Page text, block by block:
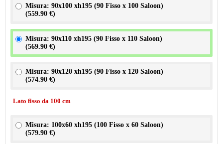
Misura: 90x100 xh195 (90 Fisso x 100 Saloon)
(559.90 €)
Misura: 90x110 xh195 (90 Fisso x 110 Saloon)
(569.90 €)
Misura: 90x120 xh195 (90 Fisso x 120 Saloon)
(574.90 €)
Lato fisso da 100 cm
Misura: 100x60 xh195 (100 Fisso x 60 Saloon)
(579.90 €)